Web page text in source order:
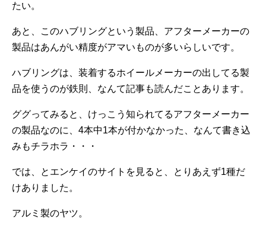
たい。
あと、このハブリングという製品、アフターメーカーの
製品はあんがい精度がアマいものが多いらしいです。
ハブリングは、装着するホイールメーカーの出してる製
品を使うのが鉄則、なんて記事も読んだことあります。
ググってみると、けっこう知られてるアフターメーカー
の製品なのに、4本中1本が付かなかった、なんて書き込
みもチラホラ・・・
では、とエンケイのサイトを見ると、とりあえず1種だ
けありました。
アルミ製のヤツ。